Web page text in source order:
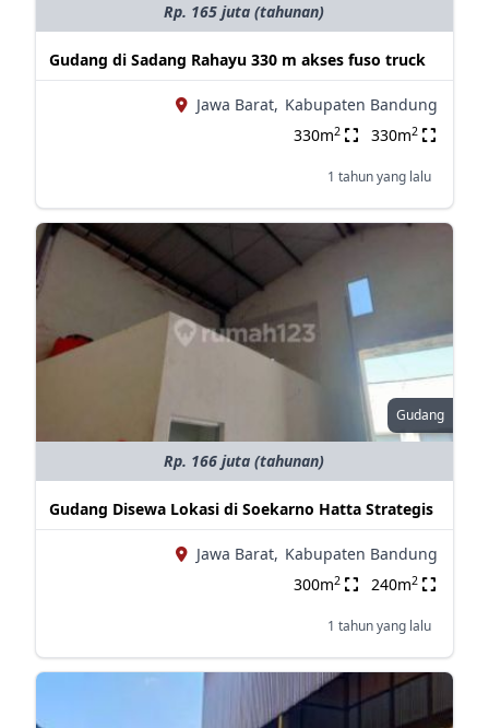
Rp. 165 juta (tahunan)
Gudang di Sadang Rahayu 330 m akses fuso truck
Jawa Barat, Kabupaten Bandung
330m2 330m2
1 tahun yang lalu
Gudang
Rp. 166 juta (tahunan)
Gudang Disewa Lokasi di Soekarno Hatta Strategis
Jawa Barat, Kabupaten Bandung
300m2 240m2
1 tahun yang lalu